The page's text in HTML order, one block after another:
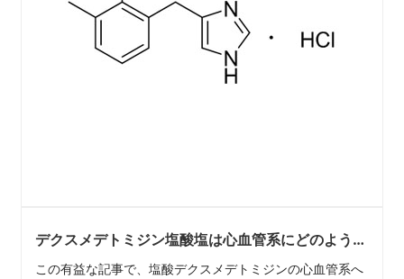
デクスメデトミジン塩酸塩は心血管系にどのような
この有益な記事で、塩酸デクスメデトミジンの心血管系へ